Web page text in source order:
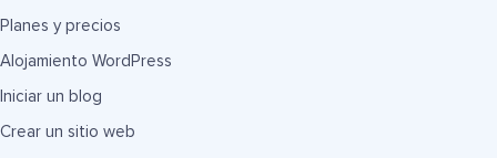
Planes y precios
Alojamiento WordPress
Iniciar un blog
Crear un sitio web